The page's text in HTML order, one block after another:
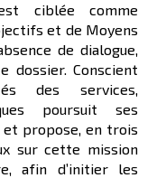
ciblée comme
et de Moyens
de dialogue,
dossier. Conscient
des services,
poursuit ses
propose, en trois
sur cette mission
afin d’initier les